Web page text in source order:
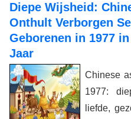
Diepe Wijsheid:
Onthult Verborgen
Geborenen in 1977
Jaar
Chinese
1977:
liefde,